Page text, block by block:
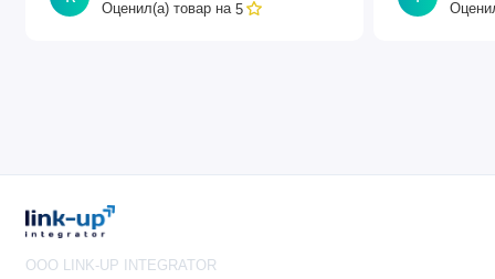
MPLS, терминацию VPLS/VXLAN, аппаратное
мостовое соединение и многое другое!
Оценил(а) товар на 5
OOO LINK-UP INTEGRATOR